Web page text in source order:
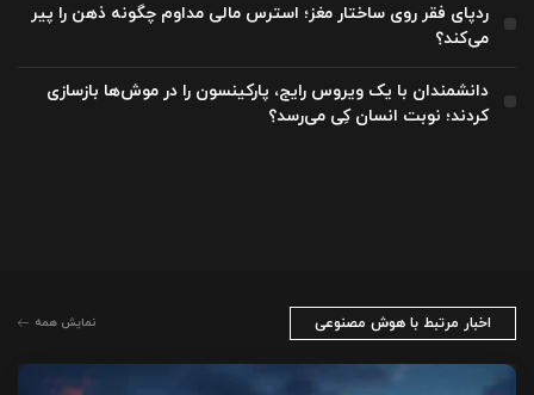
ردپای فقر روی ساختار مغز؛ استرس مالی مداوم چگونه ذهن را پیر
می‌کند؟
دانشمندان با یک ویروس رایج، پارکینسون را در موش‌ها بازسازی
کردند؛ نوبت انسان کِی می‌رسد؟
اخبار مرتبط با هوش مصنوعی نمایش همه